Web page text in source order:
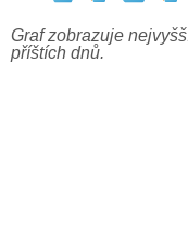
Graf zobrazuje
příštích dnů.